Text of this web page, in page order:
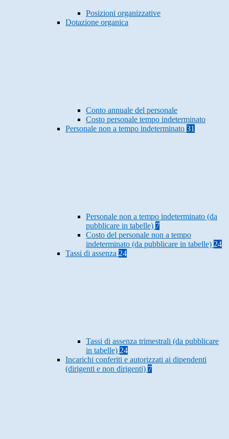
Posizioni organizzative
Dotazione organica
Conto annuale del personale
Costo personale tempo indeterminato
Personale non a tempo indeterminato 31
Personale non a tempo indeterminato (da
pubblicare in tabelle) 7
Costo del personale non a tempo
indeterminato (da pubblicare in tabelle) 24
Tassi di assenza 24
Tassi di assenza trimestrali (da pubblicare
in tabelle) 24
Incarichi conferiti e autorizzati ai dipendenti
(dirigenti e non dirigenti) 7